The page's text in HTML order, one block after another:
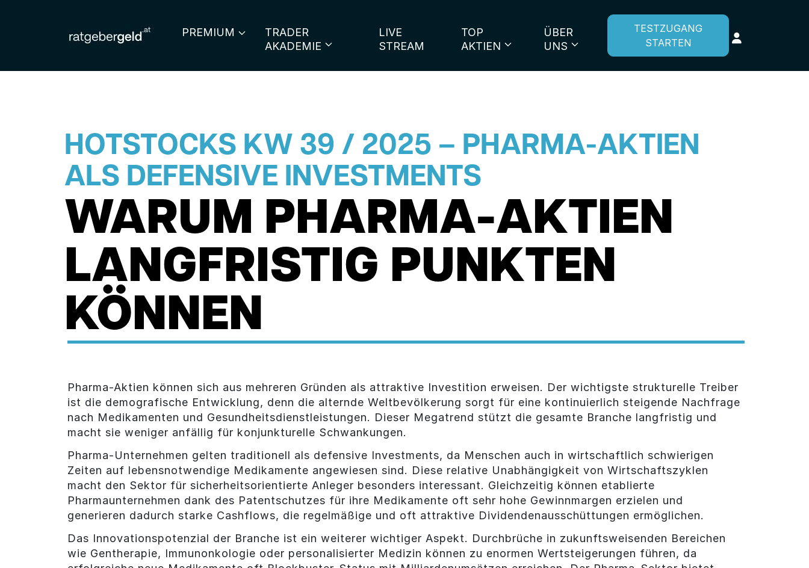
PREMIUM TRADER
AKADEMIE
LIVE
STREAM
TOP
AKTIEN
ÜBER
UNS
TESTZUGANG
STARTEN
HOTSTOCKS KW 39 / 2025 – PHARMA-AKTIEN
ALS DEFENSIVE INVESTMENTS
WARUM PHARMA-AKTIEN
LANGFRISTIG PUNKTEN
KÖNNEN
Pharma-Aktien können sich aus mehreren Gründen als attraktive Investition erweisen. Der wichtigste strukturelle Treiber
ist die demografische Entwicklung, denn die alternde Weltbevölkerung sorgt für eine kontinuierlich steigende Nachfrage
nach Medikamenten und Gesundheitsdienstleistungen. Dieser Megatrend stützt die gesamte Branche langfristig und
macht sie weniger anfällig für konjunkturelle Schwankungen.
Pharma-Unternehmen gelten traditionell als defensive Investments, da Menschen auch in wirtschaftlich schwierigen
Zeiten auf lebensnotwendige Medikamente angewiesen sind. Diese relative Unabhängigkeit von Wirtschaftszyklen
macht den Sektor für sicherheitsorientierte Anleger besonders interessant. Gleichzeitig können etablierte
Pharmaunternehmen dank des Patentschutzes für ihre Medikamente oft sehr hohe Gewinnmargen erzielen und
generieren dadurch starke Cashflows, die regelmäßige und oft attraktive Dividendenausschüttungen ermöglichen.
Das Innovationspotenzial der Branche ist ein weiterer wichtiger Aspekt. Durchbrüche in zukunftsweisenden Bereichen
wie Gentherapie, Immunonkologie oder personalisierter Medizin können zu enormen Wertsteigerungen führen, da